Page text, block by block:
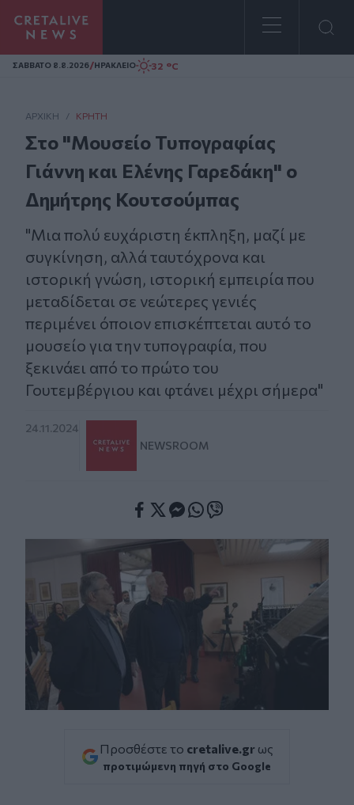
Homepage
ΣAΒΒΑΤΟ 8.8.2026/ΗΡΑΚΛΕΙΟ 32 °C
ΑΡΧΙΚΗ / ΚΡΉΤΗ
Στο "Μουσείο Τυπογραφίας
Γιάννη και Ελένης Γαρεδάκη" ο
Δημήτρης Κουτσούμπας
"Μια πολύ ευχάριστη έκπληξη, μαζί με
συγκίνηση, αλλά ταυτόχρονα και
ιστορική γνώση, ιστορική εμπειρία που
μεταδίδεται σε νεώτερες γενιές
περιμένει όποιον επισκέπτεται αυτό το
μουσείο για την τυπογραφία, που
ξεκινάει από το πρώτο του
Γουτεμβέργιου και φτάνει μέχρι σήμερα"
24.11.2024
NEWSROOM
Προσθέστε το cretalive.gr ως
προτιμώμενη πηγή στο Google